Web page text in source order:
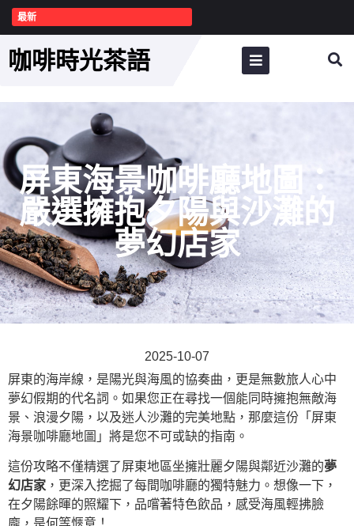
最新
咖啡時光茶語
屏東海景咖啡廳地圖：
嚴選擁抱夕陽與沙灘的
夢幻店家
2025-10-07
屏東的海岸線，是陽光與海風的協奏曲，更是無數旅人心中
夢幻假期的代名詞。如果您正在尋找一個能同時擁抱無敵海
景、浪漫夕陽，以及迷人沙灘的完美地點，那麼這份「屏東
海景咖啡廳地圖」將是您不可或缺的指南。
這份攻略不僅精選了屏東地區坐擁壯麗夕陽與鄰近沙灘的夢
幻店家 ，更深入挖掘了每間咖啡廳的獨特魅力。想像一下，
在夕陽餘暉的照耀下，品嚐著特色飲品，感受海風輕拂臉